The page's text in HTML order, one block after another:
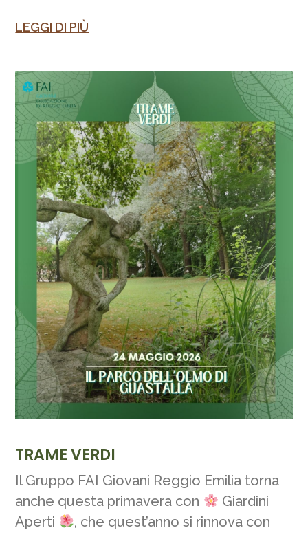
LEGGI DI PIÙ
TRAME VERDI
Il Gruppo FAI Giovani Reggio Emilia torna
anche questa primavera con
Giardini
Aperti
, che quest’anno si rinnova con